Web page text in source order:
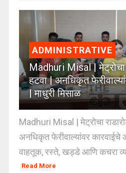
ADMINISTRATIVE
Madhuri Misal | मेट्रोचा
हटवा | अनधिकृत
| माधुरी मिसाळ
Madhuri Misal | मेट्रोचा
अनधिकृत फेरीवाल्यांवर कारवाईचे
वाहतूक, रस्ते, खड्डे आणि कचरा
Read More